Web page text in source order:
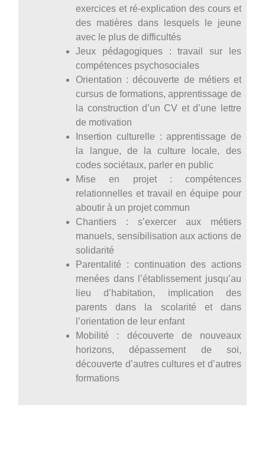
exercices et ré-explication des cours et
des matières dans lesquels le jeune
avec le plus de difficultés
Jeux pédagogiques : travail sur les
compétences psychosociales
Orientation : découverte de métiers et
cursus de formations, apprentissage de
la construction d’un CV et d’une lettre
de motivation
Insertion culturelle : apprentissage de
la langue, de la culture locale, des
codes sociétaux, parler en public
Mise en projet : compétences
relationnelles et travail en équipe pour
aboutir à un projet commun
Chantiers : s’exercer aux métiers
manuels, sensibilisation aux actions de
solidarité
Parentalité : continuation des actions
menées dans l’établissement jusqu’au
lieu d’habitation, implication des
parents dans la scolarité et dans
l’orientation de leur enfant
Mobilité : découverte de nouveaux
horizons, dépassement de soi,
découverte d’autres cultures et d’autres
formations